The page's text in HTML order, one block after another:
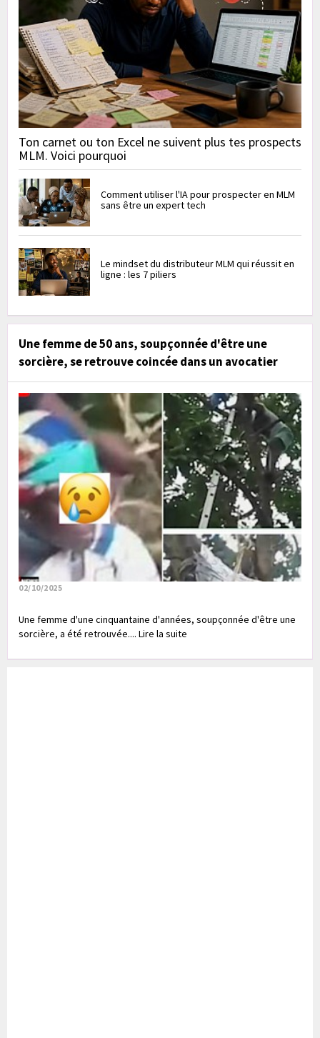
Ton carnet ou ton Excel ne suivent plus tes prospects
MLM. Voici pourquoi
Comment utiliser l'IA pour prospecter en MLM
sans être un expert tech
Le mindset du distributeur MLM qui réussit en
ligne : les 7 piliers
Une femme de 50 ans, soupçonnée d'être une
sorcière, se retrouve coincée dans un avocatier
02/10/2025
Une femme d'une cinquantaine d'années, soupçonnée d'être une
sorcière, a été retrouvée.... Lire la suite